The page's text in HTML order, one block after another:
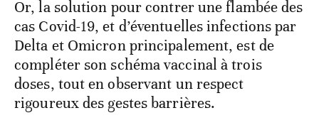
Or, la solution pour contrer une flambée des
cas Covid-19, et d’éventuelles infections par
Delta et Omicron principalement, est de
compléter son schéma vaccinal à trois
doses, tout en observant un respect
rigoureux des gestes barrières.